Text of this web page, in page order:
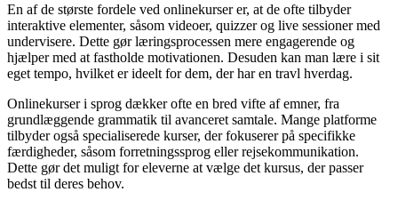
En af de største fordele ved onlinekurser er, at de ofte tilbyder
interaktive elementer, såsom videoer, quizzer og live sessioner med
undervisere. Dette gør læringsprocessen mere engagerende og
hjælper med at fastholde motivationen. Desuden kan man lære i sit
eget tempo, hvilket er ideelt for dem, der har en travl hverdag.
Onlinekurser i sprog dækker ofte en bred vifte af emner, fra
grundlæggende grammatik til avanceret samtale. Mange platforme
tilbyder også specialiserede kurser, der fokuserer på specifikke
færdigheder, såsom forretningssprog eller rejsekommunikation.
Dette gør det muligt for eleverne at vælge det kursus, der passer
bedst til deres behov.